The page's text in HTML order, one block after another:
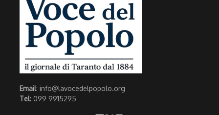
Email: info@lavocedelpopolo.org
Tel: 099 9915295